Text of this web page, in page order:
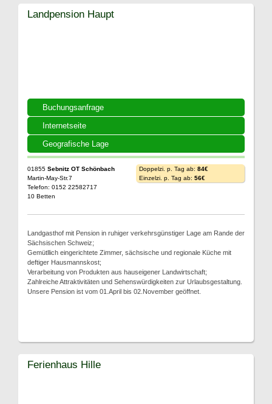
Buchungsanfrage
Internetseite
Geografische Lage
Landpension Haupt
01855 Sebnitz OT Schönbach
Martin-May-Str.7
Telefon: 0152 22582717
10 Betten
Doppelzi. p. Tag ab: 84€
Einzelzi. p. Tag ab: 56€
Landgasthof mit Pension in ruhiger verkehrsgünstiger Lage am Rande der
Sächsischen Schweiz;
Gemütllich eingerichtete Zimmer, sächsische und regionale Küche mit
deftiger Hausmannskost;
Verarbeitung von Produkten aus hauseigener Landwirtschaft;
Zahlreiche Attraktivitäten und Sehenswürdigkeiten zur Urlaubsgestaltung.
Unsere Pension ist vom 01.April bis 02.November geöffnet.
Ferienhaus Hille